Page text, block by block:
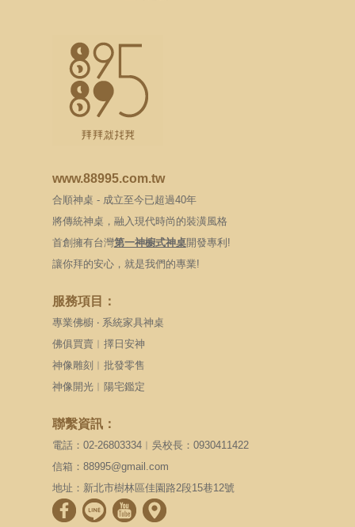
www.88995.com.tw
合順神桌 - 成立至今已超過40年
將傳統神桌，融入現代時尚的裝潢風格
首創擁有台灣第一神櫥式神桌開發專利!
讓你拜的安心，就是我們的專業!
服務項目：
專業佛櫥 ‧ 系統家具神桌
佛俱買賣︱擇日安神
神像雕刻︱批發零售
神像開光︱陽宅鑑定
聯繫資訊：
電話：02-26803334︱吳校長：0930411422
信箱：88995@gmail.com
地址：新北市樹林區佳園路2段15巷12號